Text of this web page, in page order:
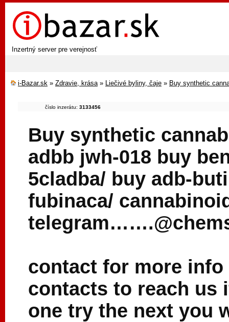
Inzertný server pre verejnosť
i-Bazar.sk » Zdravie, krása» Liečivé byliny, čaje » Buy synthetic
číslo inzerátu: 3133456
Buy synthetic
adbb jwh-018 buy
5cladba/ buy adb-
fubinaca/
contact for more
contacts to reach us
one try the next you